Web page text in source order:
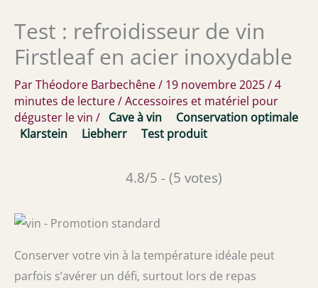
Test : refroidisseur de vin
Firstleaf en acier inoxydable
ParThéodore Barbechêne/ 19 novembre 2025/4
minutes de lecture/Accessoires et matériel pour
déguster le vin / Cave à vin
Conservation optimale
Klarstein
Liebherr Test produit
4.8/5 - (5 votes)
Conserver votre vin à la température idéale peut
parfois s’avérer un défi, surtout lors de repas